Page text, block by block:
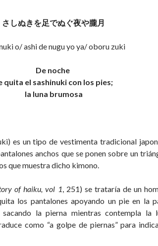
さしぬきを足でぬぐ夜や朧月
o/ ashi de nugu yo ya/ oboru zuki
De noche
quita el sashinuki con los pies;
la luna brumosa
es un tipo de vestimenta tradicional
anchos que se ponen sobre un
que muestra dicho kimono.
of haiku, vol 1, 251) se trataría de un
los pantalones apoyando un pie en la
la pierna mientras contempla la
como “a golpe de piernas” para